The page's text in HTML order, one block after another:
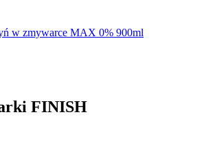
w zmywarce MAX 0% 900ml
FINISH